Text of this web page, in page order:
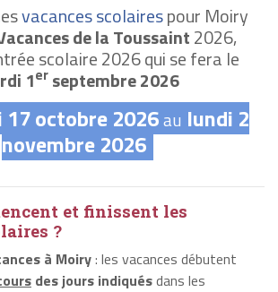
vacances scolairespour Moiry
de la Toussaint2026,
scolaire 2026 qui se fera le
1er septembre 2026
17 octobre 2026au lundi 2
novembre 2026
et finissent les
?
à Moiry: les vacances débutent
des jours indiquésdans les